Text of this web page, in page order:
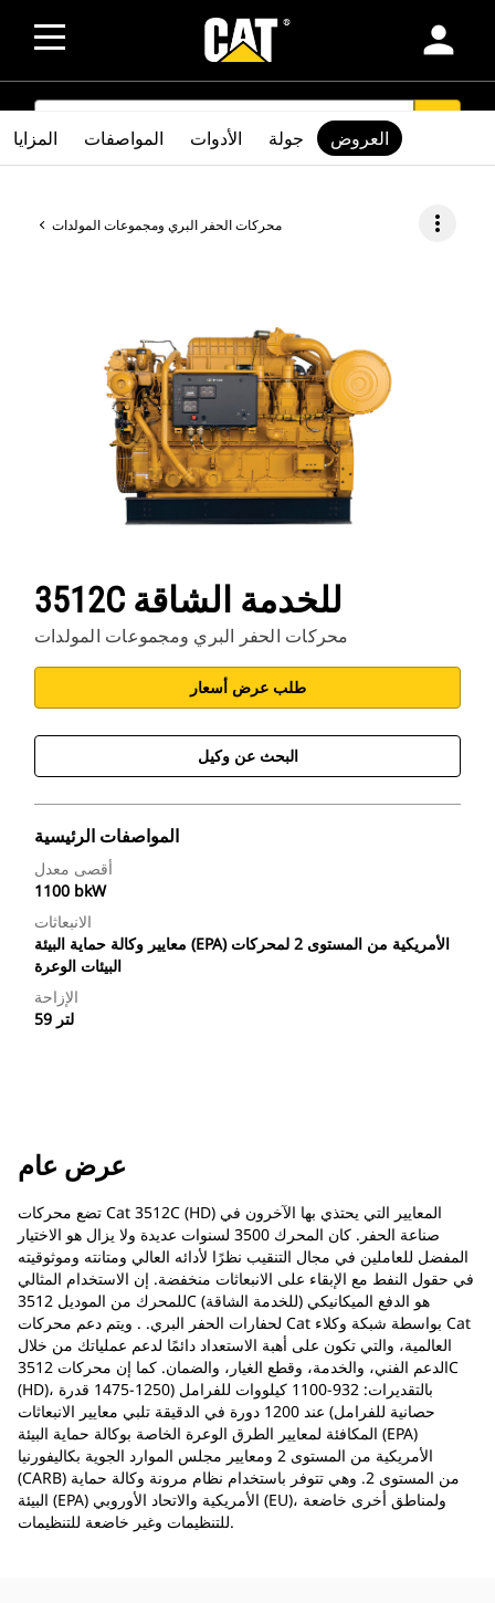
person
SEARCH
محركات الحفر البري ومجموعات المولدات more_vert
3512C للخدمة الشاقة
محركات الحفر البري ومجموعات المولدات
طلب عرض أسعار
البحث عن وكيل
المواصفات الرئيسية
أقصى معدل
1100 bkW
الانبعاثات
معايير وكالة حماية البيئة (EPA) الأمريكية من المستوى 2 لمحركات
البيئات الوعرة
الإزاحة
59 لتر
المزايا المواصفات الأدوات جولة العروض
عرض عام
تضع محركات Cat 3512C (HD) المعايير التي يحتذي بها الآخرون في
صناعة الحفر. كان المحرك 3500 لسنوات عديدة ولا يزال هو الاختيار
المفضل للعاملين في مجال التنقيب نظرًا لأدائه العالي ومتانته وموثوقيته
في حقول النفط مع الإبقاء على الانبعاثات منخفضة. إن الاستخدام المثالي
للمحرك من الموديل 3512C (للخدمة الشاقة) هو الدفع الميكانيكي
لحفارات الحفر البري. . ويتم دعم محركات Cat بواسطة شبكة وكلاء Cat
العالمية، والتي تكون على أهبة الاستعداد دائمًا لدعم عملياتك من خلال
الدعم الفني، والخدمة، وقطع الغيار، والضمان. كما إن محركات 3512C
(HD)، بالتقديرات: 932-1100 كيلووات للفرامل (1250-1475 قدرة
حصانية للفرامل) عند 1200 دورة في الدقيقة تلبي معايير الانبعاثات
المكافئة لمعايير الطرق الوعرة الخاصة بوكالة حماية البيئة (EPA)
الأمريكية من المستوى 2 ومعايير مجلس الموارد الجوية بكاليفورنيا
(CARB) من المستوى 2. وهي تتوفر باستخدام نظام مرونة وكالة حماية
البيئة (EPA) الأمريكية والاتحاد الأوروبي (EU)، ولمناطق أخرى خاضعة
للتنظيمات وغير خاضعة للتنظيمات.